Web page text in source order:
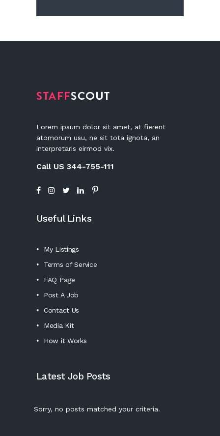
Lorem ipsum dolor sit amet, at fierent
atomorum usu, ne sit tota ignota, an
interpretaris eirmod vix.
Call US 344-755-111
Useful Links
My Listings
Terms of Service
FAQ Page
Post A Job
Contact Us
Media Kit
How it Works
Latest Job Posts
Sorry, no posts matched your criteria.